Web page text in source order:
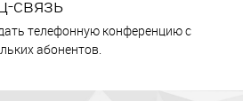
связь
телефонную конференцию с
абонентов.